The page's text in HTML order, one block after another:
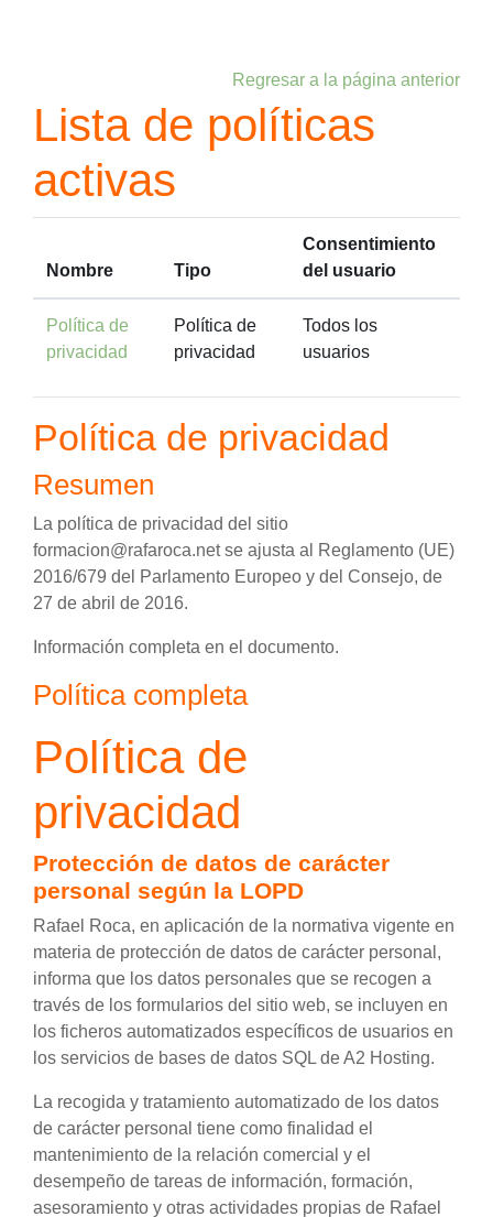
Regresar a la página anterior
Lista de políticas
activas
Nombre Tipo
Consentimiento
del usuario
Política de
privacidad
Política de
privacidad
Todos los
usuarios
Política de privacidad
Resumen
La política de privacidad del sitio
formacion@rafaroca.net se ajusta al Reglamento (UE)
2016/679 del Parlamento Europeo y del Consejo, de
27 de abril de 2016.
Información completa en el documento.
Política completa
Política de
privacidad
Protección de datos de carácter
personal según la LOPD
Rafael Roca, en aplicación de la normativa vigente en
materia de protección de datos de carácter personal,
informa que los datos personales que se recogen a
través de los formularios del sitio web, se incluyen en
los ficheros automatizados específicos de usuarios en
los servicios de bases de datos SQL de A2 Hosting.
La recogida y tratamiento automatizado de los datos
de carácter personal tiene como finalidad el
mantenimiento de la relación comercial y el
desempeño de tareas de información, formación,
asesoramiento y otras actividades propias de Rafael